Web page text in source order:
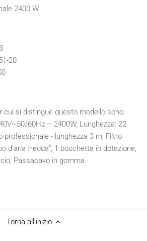
2400 W
20
cui si distingue questo modello sono:
60Hz – 2400W, Lunghezza: 22
professionale - lunghezza 3 m, Filtro
d'aria fredda", 1 bocchetta in dotazione,
Passacavo in gomma
Torna all'inizio